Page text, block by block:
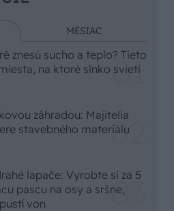
MESIAC
znesú sucho a teplo? Tieto
na ktoré slnko svieti
záhradou: Majitelia
stavebného materiálu
lapače: Vyrobte si za 5
pascu na osy a sršne,
von